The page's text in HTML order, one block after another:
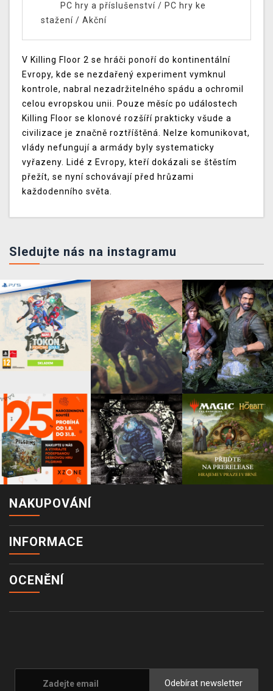
PC hry a příslušenství/ PC hry ke
stažení / Akční
V Killing Floor 2 se hráči ponoří do kontinentální
Evropy, kde se nezdařený experiment vymknul
kontrole, nabral nezadržitelného spádu a ochromil
celou evropskou unii. Pouze měsíc po událostech
Killing Floor se klonové rozšíří prakticky všude a
civilizace je značně roztříštěná. Nelze komunikovat,
vlády nefungují a armády byly systematicky
vyřazeny. Lidé z Evropy, kteří dokázali se štěstím
přežít, se nyní schovávají před hrůzami
každodenního světa.
Sledujte nás na instagramu
NAKUPOVÁNÍ
INFORMACE
OCENĚNÍ
Odebírat newsletter